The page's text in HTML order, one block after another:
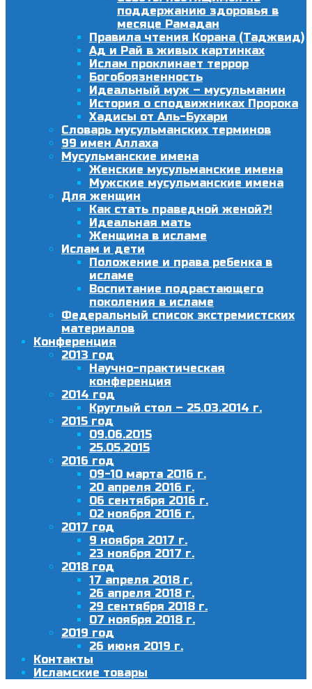
поддержанию здоровья в
месяце Рамадан
Правила чтения Корана (Таджвид)
Ад и Рай в живых картинках
Ислам проклинает террор
Богобоязненность
Идеальный муж – мусульманин
История о сподвижниках Пророка
Хадисы от Аль-Бухари
Словарь мусульманских терминов
99 имен Аллаха
Мусульманские имена
Женские мусульманские имена
Мужские мусульманские имена
Для женщин
Как стать праведной женой?!
Идеальная мать
Женщина в исламе
Ислам и дети
Положение и права ребенка в
исламе
Воспитание подрастающего
поколения в исламе
Федеральный список экстремистских
материалов
Конференция
2013 год
Научно-практическая
конференция
2014 год
Круглый стол – 25.03.2014 г.
2015 год
09.06.2015
25.05.2015
2016 год
09-10 марта 2016 г.
20 апреля 2016 г.
06 сентября 2016 г.
02 ноября 2016 г.
2017 год
9 ноября 2017 г.
23 ноября 2017 г.
2018 год
17 апреля 2018 г.
26 апреля 2018 г.
29 сентября 2018 г.
07 ноября 2018 г.
2019 год
26 июня 2019 г.
Контакты
Исламские товары